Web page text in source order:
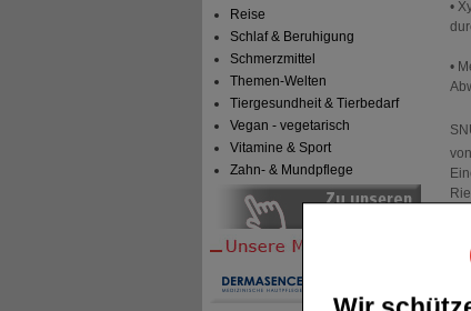
Reise
Schlaf & Beruhigung
Schmerzmittel
Themen-Welten
Tiergesundheit & Tierbedarf
Vegan - vegetarisch
Vitamine & Sport
Zahn- & Mundpflege
•
•